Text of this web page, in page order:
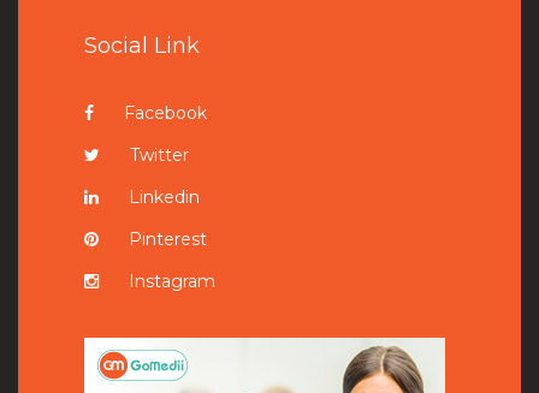
Social Link
Facebook
Twitter
Linkedin
Pinterest
Instagram